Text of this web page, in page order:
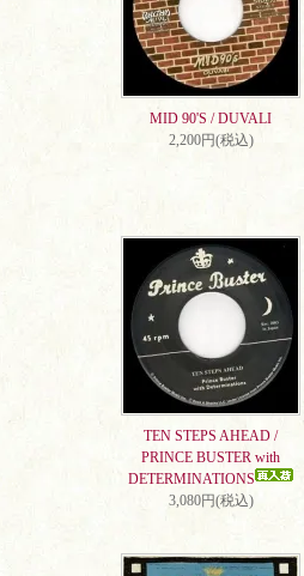
MID 90'S / DUVALI
2,200円(税込)
TEN STEPS AHEAD /
PRINCE BUSTER with
DETERMINATIONS
3,080円(税込)